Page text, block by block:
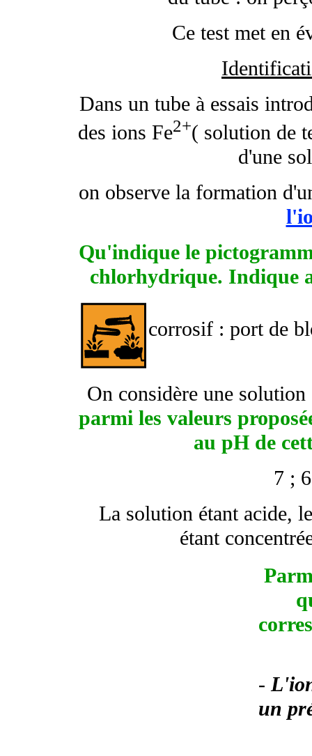
Ce test met en
Dans un tube à essais
des ions Fe2+( solution de
d'une
on observe la formation
Qu'indique le
chlorhydrique. Indique
corrosif : port de
On considère une
parmi les valeurs
au pH de
7 ;
La solution étant acide,
étant
-
un